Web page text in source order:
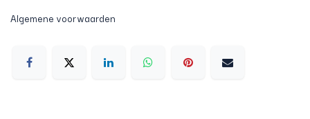
Algemene voorwaarden